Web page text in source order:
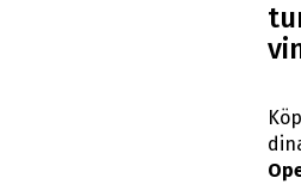
Köp
Opel
19